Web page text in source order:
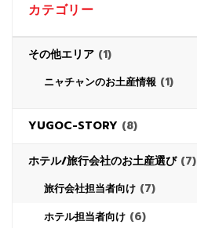
カテゴリー
その他エリア (1)
ニャチャンのお土産情報 (1)
YUGOC-STORY (8)
ホテル/旅行会社のお土産選び(7)
旅行会社担当者向け (7)
ホテル担当者向け (6)